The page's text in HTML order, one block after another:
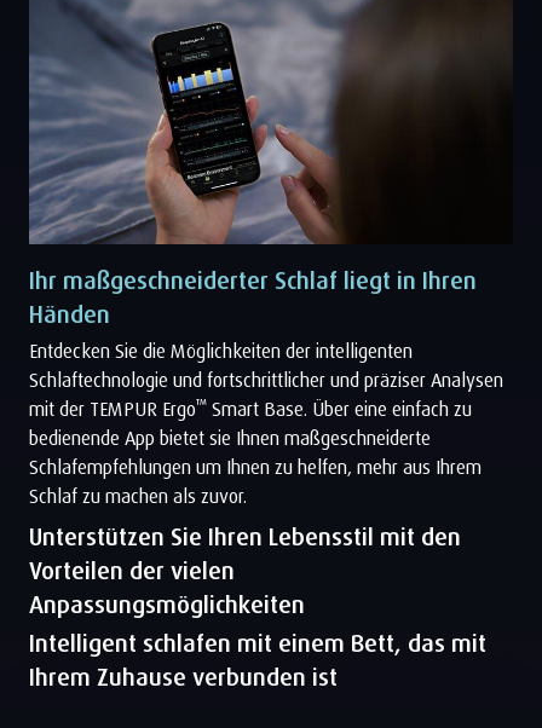
Ihr maßgeschneiderter Schlaf liegt in Ihren
Händen
Entdecken Sie die Möglichkeiten der intelligenten
Schlaftechnologie und fortschrittlicher und präziser Analysen
mit der TEMPUR Ergo™ Smart Base. Über eine einfach zu
bedienende App bietet sie Ihnen maßgeschneiderte
Schlafempfehlungen um Ihnen zu helfen, mehr aus Ihrem
Schlaf zu machen als zuvor.
Unterstützen Sie Ihren Lebensstil mit den
Vorteilen der vielen
Anpassungsmöglichkeiten
Intelligent schlafen mit einem Bett, das mit
Ihrem Zuhause verbunden ist